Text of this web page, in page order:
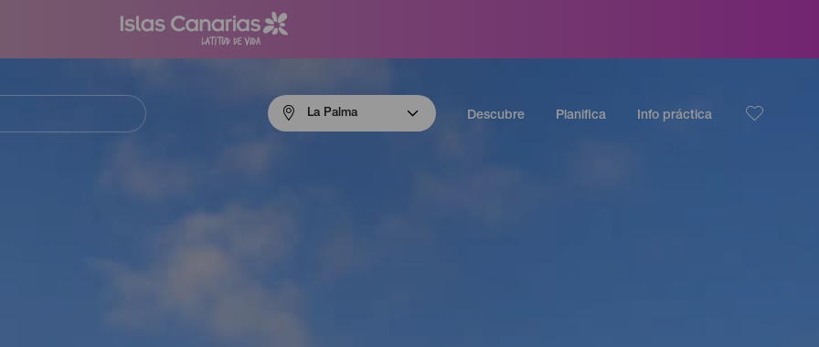
La Palma Descubre Planifica Info práctica